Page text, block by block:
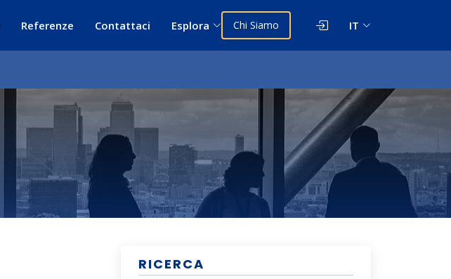
Referenze Contattaci Esplora Chi Siamo IT
RICERCA